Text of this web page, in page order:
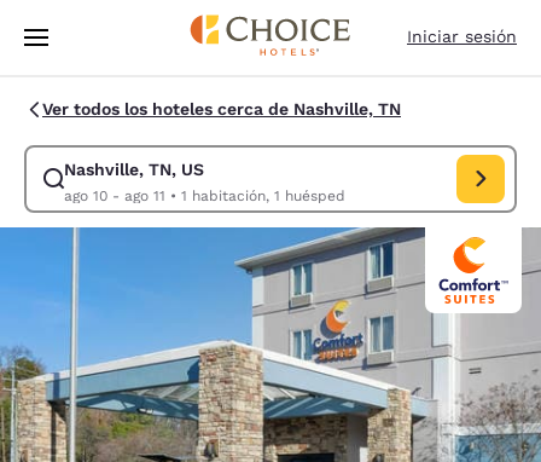
Pasar A Contenido Principal
Iniciar sesión
Ver todos los hoteles cerca de Nashville, TN
Nashville, TN, US
ago 10 - ago 11 • 1 habitación, 1 huésped
Modificar la búsqueda de Nashville, TN, US. Fecha de check-in ago 10,